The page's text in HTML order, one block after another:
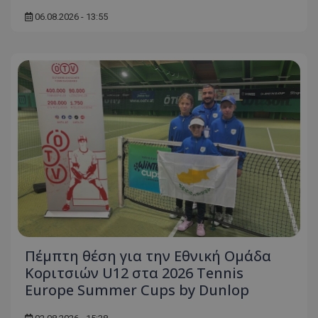
06.08.2026 - 13:55
Πέμπτη θέση για την Εθνική Ομάδα
Κοριτσιών U12 στα 2026 Tennis
Europe Summer Cups by Dunlop